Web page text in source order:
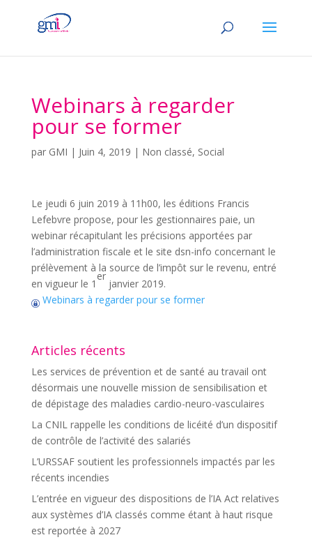
Webinars à regarder
pour se former
par GMI | Juin 4, 2019 | Non classé, Social
Le jeudi 6 juin 2019 à 11h00, les éditions Francis
Lefebvre propose, pour les gestionnaires paie, un
webinar récapitulant les précisions apportées par
l’administration fiscale et le site dsn-info concernant le
prélèvement à la source de l’impôt sur le revenu, entré
en vigueur le 1
er
janvier 2019.
Webinars à regarder pour se former
Articles récents
Les services de prévention et de santé au travail ont
désormais une nouvelle mission de sensibilisation et
de dépistage des maladies cardio-neuro-vasculaires
La CNIL rappelle les conditions de licéité d’un dispositif
de contrôle de l’activité des salariés
L’URSSAF soutient les professionnels impactés par les
récents incendies
L’entrée en vigueur des dispositions de l’IA Act relatives
aux systèmes d’IA classés comme étant à haut risque
est reportée à 2027